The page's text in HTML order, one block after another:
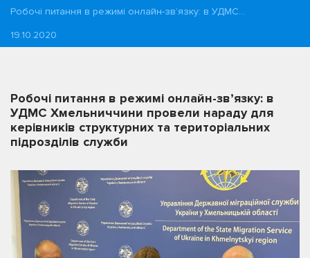
Робочі питання в режимі онлайн-зв’язку: в УДМС…
19.10.2020
Робочі питання в режимі онлайн-зв’язку: в
УДМС Хмельниччини провели нараду для
керівників структурних та територіальних
підрозділів служби